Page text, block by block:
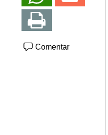
Comentar